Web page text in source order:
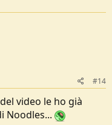
ed ha costruito lo
poi nell'utilizzo pratico col
diventa "morbido" e
flette fino a farle perdere
io per una gavetta di
del fil di ferro da
che come
non saranno
#14
video le ho già
Noodles...